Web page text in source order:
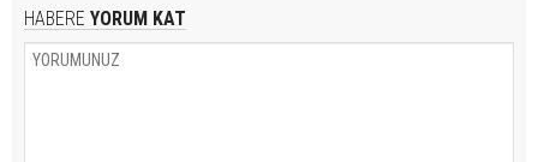
HABERE YORUM KAT